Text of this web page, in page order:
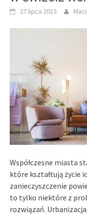
27 lipca 2015
Współczesne miasta
które kształtują życie
zanieczyszczenie
to tylko niektóre z
rozwiązań.